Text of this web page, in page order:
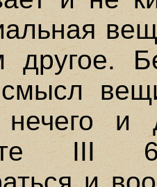
другое.
и
III